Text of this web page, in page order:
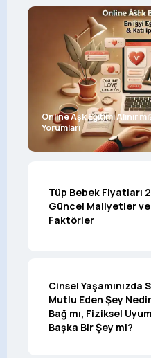
Online Aşk Eğitimi Alınır
Yorumları
Tüp Bebek Fiyatları
Güncel Maliyetler
Faktörler
Cinsel Yaşamınızda
Mutlu Eden Şey
Bağ mı, Fiziksel
Başka Bir Şey mi?